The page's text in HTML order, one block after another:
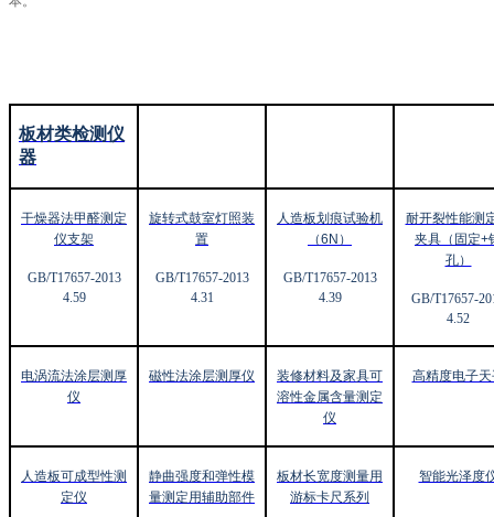
板材类检测仪
器
干燥器法甲醛测定
仪支架
GB/T17657-2013
4.59
旋转式鼓室灯照装
置
GB/T17657-2013
4.31
人造板划痕试验机
（6N ）
GB/T17657-2013
4.39
耐开裂性能测
夹具（固定+
孔）
GB/T17657-
4.52
电涡流法涂层测厚
仪
磁性法涂层测厚仪
装修材料及家具可
溶性金属含量测定
仪
高精度电子天
人造板可成型性测
定仪
静曲强度和弹性模
量测定用辅助部件
板材长宽度测量用
游标卡尺系列
智能光泽度